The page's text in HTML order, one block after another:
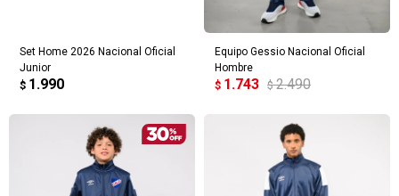
Set Home 2026 Nacional Oficial
Junior
$ 1.990
Equipo Gessio Nacional Oficial
Hombre
$ 1.743 $ 2.490